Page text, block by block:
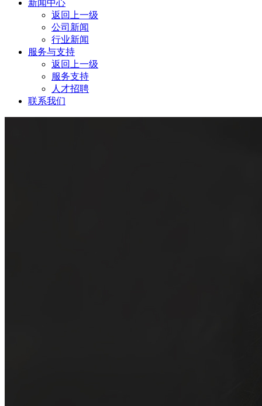
新闻中心
返回上一级
公司新闻
行业新闻
服务与支持
返回上一级
服务支持
人才招聘
联系我们